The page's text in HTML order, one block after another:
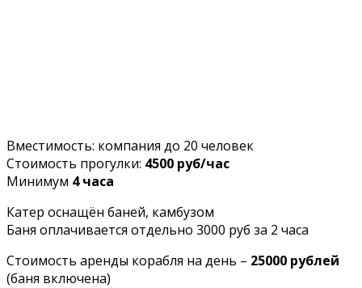
Вместимость: компания до 20 человек
Стоимость прогулки: 4500 руб/час
Минимум 4 часа
Катер оснащён баней, камбузом
Баня оплачивается отдельно 3000 руб за 2 часа
Стоимость аренды корабля на день – 25000 рублей
(баня включена)